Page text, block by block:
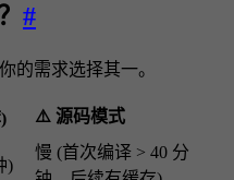
#
的需求选择其一。
⚠️ 源码模式
)
慢 (首次编译 > 40 分